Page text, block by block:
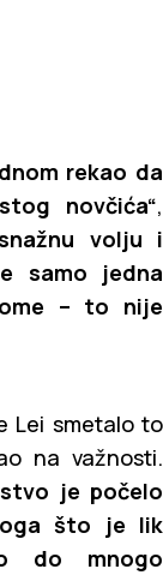
rekao da
novčića“,
volju i
samo jedna
– to nije
Lei smetalo to
na važnosti.
je počelo
što je lik
do mnogo